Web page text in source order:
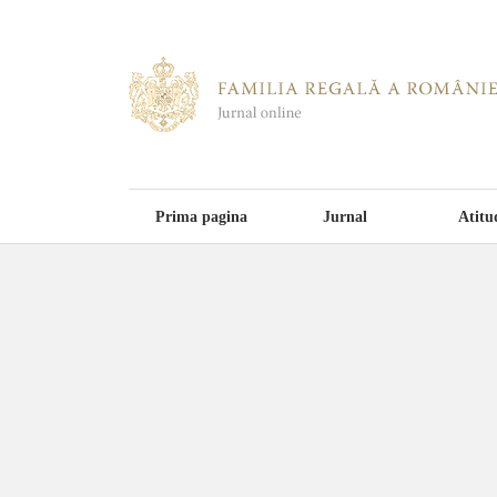
Prima pagina Jurnal